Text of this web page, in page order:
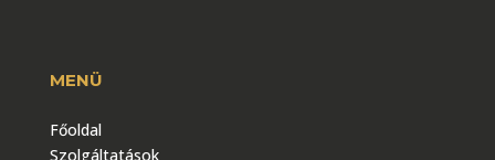
MENÜ
Főoldal
Szolgáltatások